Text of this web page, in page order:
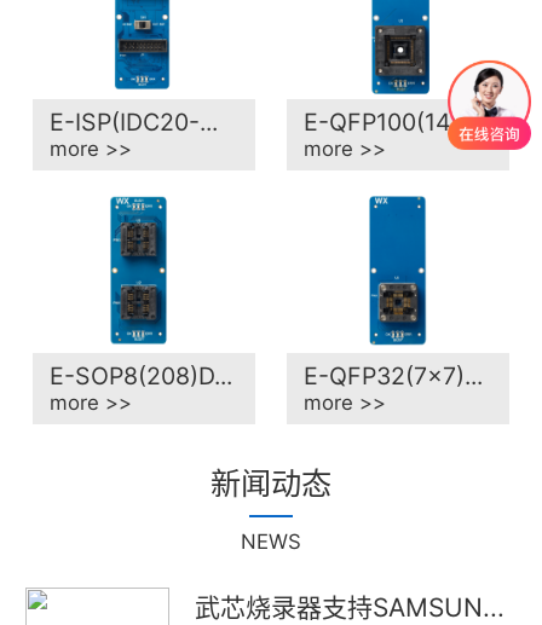
E-ISP(IDC20-...
more >>
E-QFP100(14x...
more >>
E-SOP8(208)D...
more >>
E-QFP32(7x7)...
more >>
新闻动态
NEWS
武芯烧录器支持SAMSUN...